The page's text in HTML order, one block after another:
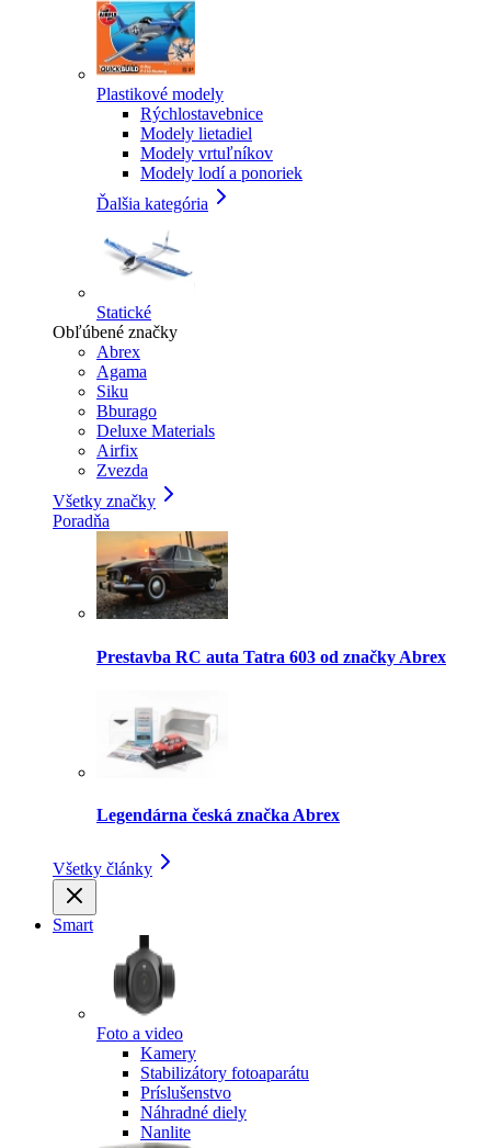
Plastikové modely
Rýchlostavebnice
Modely lietadiel
Modely vrtuľníkov
Modely lodí a ponoriek
Ďalšia kategória
Statické
Obľúbené značky
Abrex
Agama
Siku
Bburago
Deluxe Materials
Airfix
Zvezda
Všetky značky
Poradňa
Prestavba RC auta Tatra 603 od značky Abrex
Legendárna česká značka Abrex
Všetky články
Smart
Foto a video
Kamery
Stabilizátory fotoaparátu
Príslušenstvo
Náhradné diely
Nanlite